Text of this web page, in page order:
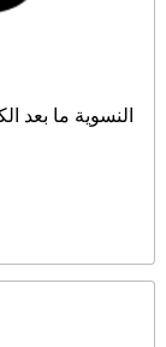
النسوية ما بعد